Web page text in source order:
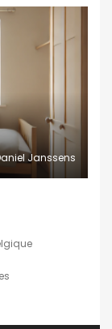
Janssens